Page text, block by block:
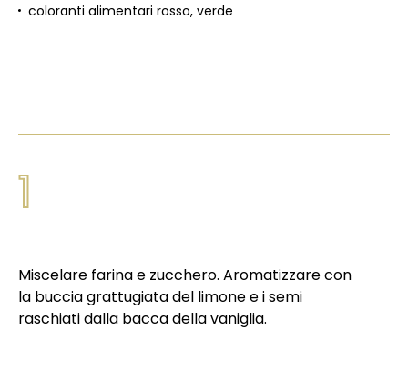
coloranti alimentari rosso, verde
1
Miscelare farina e zucchero. Aromatizzare con
la buccia grattugiata del limone e i semi
raschiati dalla bacca della vaniglia.